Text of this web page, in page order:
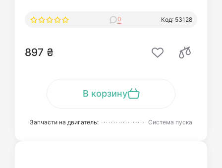
0 Код: 53128
897 ₴
В корзину
Запчасти на двигатель: Система пуска